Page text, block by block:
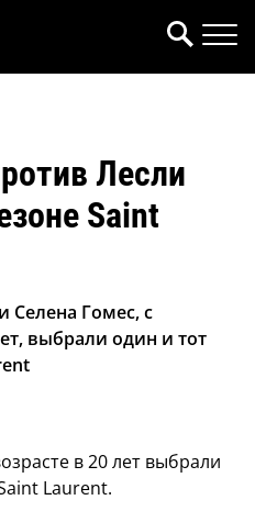
Лесли
Saint
Селена Гомес, с
выбрали один и тот
в 20 лет выбрали
Laurent.